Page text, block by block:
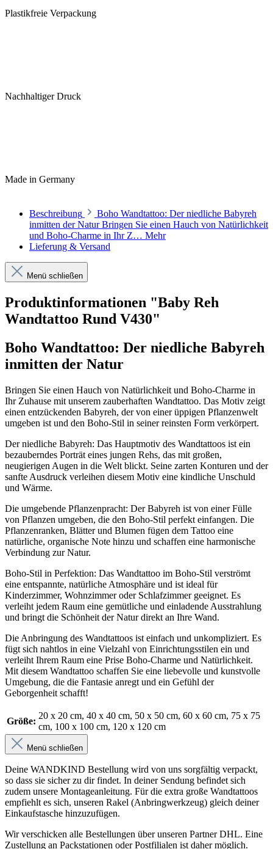
Plastikfreie Verpackung
Nachhaltiger Druck
Made in Germany
Beschreibung
Boho Wandtattoo: Der niedliche Babyreh
inmitten der Natur Bringen Sie einen Hauch von Natürlichkeit
und Boho-Charme in Ihr Z… Mehr
Lieferung & Versand
Menü schließen
Produktinformationen "Baby Reh
Wandtattoo Rund V430"
Boho Wandtattoo: Der niedliche Babyreh
inmitten der Natur
Bringen Sie einen Hauch von Natürlichkeit und Boho-Charme in
Ihr Zuhause mit unserem zauberhaften Wandtattoo. Das Motiv zeigt
einen entzückenden Babyreh, der von einer üppigen Pflanzenwelt
umgeben ist und den Boho-Stil in seiner reinsten Form verkörpert.
Der niedliche Babyreh: Das Hauptmotiv des Wandtattoos ist ein
bezauberndes Porträt eines jungen Rehs, das mit großen,
neugierigen Augen in die Welt blickt. Seine zarten Konturen und der
sanfte Ausdruck verleihen diesem Motiv eine kindliche Unschuld
und Wärme.
Die umgebende Pflanzenpracht: Der Babyreh ist von einer Fülle
von Pflanzen umgeben, die den Boho-Stil perfekt einfangen. Die
Pflanzenranken, Blätter und Blumen fügen dem Tattoo eine
natürliche, organische Note hinzu und schaffen eine harmonische
Verbindung zur Natur.
Boho-Stil in Perfektion: Das Wandtattoo im Boho-Stil verströmt
eine entspannte, natürliche Atmosphäre und ist ideal für
Kinderzimmer, Wohnzimmer oder Schlafzimmer geeignet. Es
verleiht jedem Raum eine gemütliche und einladende Ausstrahlung
und bringt die Schönheit der Natur direkt an Ihre Wand.
Die Anbringung des Wandtattoos ist einfach und unkompliziert. Es
fügt sich nahtlos in eine Vielzahl von Einrichtungsstilen ein und
verleiht Ihrem Raum eine Prise Boho-Charme und Natürlichkeit.
Mit diesem Wandtattoo schaffen Sie eine liebevolle und kunstvolle
Umgebung, die die Fantasie anregt und ein Gefühl der
Geborgenheit schafft!
Größe:
20 x 20 cm, 40 x 40 cm, 50 x 50 cm, 60 x 60 cm, 75 x 75
cm, 100 x 100 cm, 120 x 120 cm
Menü schließen
Deine WANDKIND Bestellung wird von uns sorgfältig verpackt,
so dass sie sicher zu dir findet. In deiner Sendung befindet sich
zudem unsere Montageanleitung. Für die extra große Wandtattoos
empfiehlt es sich, unseren Rakel (Anbringwerkzeug) gleich deiner
Einkaufstasche hinzuzufügen.
Wir verschicken alle Bestellungen über unseren Partner DHL. Eine
Zustellung an Packstationen oder Postfilialen ist daher möglich.